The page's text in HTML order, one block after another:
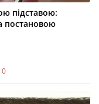
підставою:
постановою
0